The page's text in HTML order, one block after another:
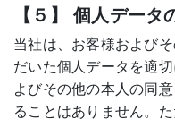
【５】 個人デー
当社は、お客様および
だいた個人データを適
よびその他の本人の同
ることはありません。